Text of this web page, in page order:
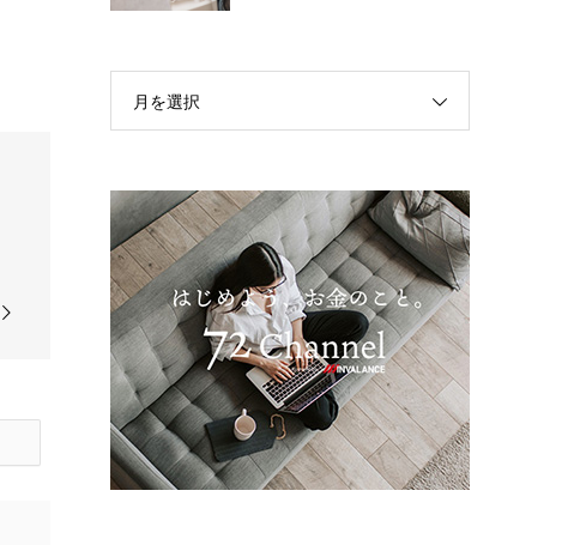
月を選択